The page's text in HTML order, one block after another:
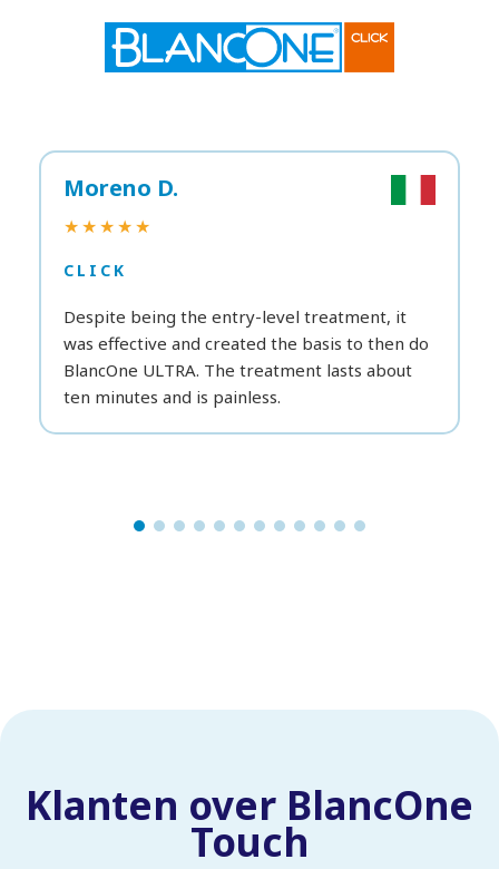
Moreno D.
★★★★★
CLICK
Despite being the entry-level treatment, it
was effective and created the basis to then do
BlancOne ULTRA. The treatment lasts about
ten minutes and is painless.
Klanten over BlancOne
Touch